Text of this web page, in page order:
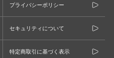
プライバシーポリシー
セキュリティについて
特定商取引に基づく表示